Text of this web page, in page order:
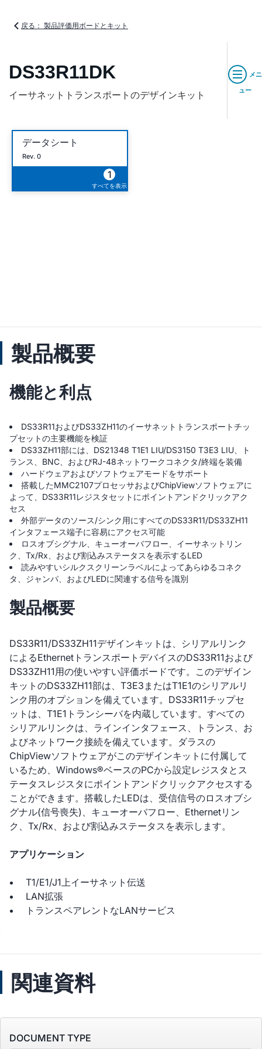
戻る： 製品評価用ボードとキット
DS33R11DK
イーサネットトランスポートのデザインキット
メニ
ュー
データシート
Rev. 0
1
すべてを表示
製品概要
機能と利点
DS33R11およびDS33ZH11のイーサネットトランスポートチッ
プセットの主要機能を検証
DS33ZH11部には、DS21348 T1E1 LIU/DS3150 T3E3 LIU、ト
ランス、BNC、およびRJ-48ネットワークコネクタ/終端を装備
ハードウェアおよびソフトウェアモードをサポート
搭載したMMC2107プロセッサおよびChipViewソフトウェアに
よって、DS33R11レジスタセットにポイントアンドクリックアク
セス
外部データのソース/シンク用にすべてのDS33R11/DS33ZH11
インタフェース端子に容易にアクセス可能
ロスオブシグナル、キューオーバフロー、イーサネットリン
ク、Tx/Rx、および割込みステータスを表示するLED
読みやすいシルクスクリーンラベルによってあらゆるコネク
タ、ジャンパ、およびLEDに関連する信号を識別
製品概要
DS33R11/DS33ZH11デザインキットは、シリアルリンク
によるEthernetトランスポートデバイスのDS33R11および
DS33ZH11用の使いやすい評価ボードです。このデザイン
キットのDS33ZH11部は、T3E3またはT1E1のシリアルリ
ンク用のオプションを備えています。DS33R11チップセ
ットは、T1E1トランシーバを内蔵しています。すべての
シリアルリンクは、ラインインタフェース、トランス、お
よびネットワーク接続を備えています。ダラスの
ChipViewソフトウェアがこのデザインキットに付属して
いるため、Windows®ベースのPCから設定レジスタとス
テータスレジスタにポイントアンドクリックアクセスする
ことができます。搭載したLEDは、受信信号のロスオブシ
グナル(信号喪失)、キューオーバフロー、Ethernetリン
ク、Tx/Rx、および割込みステータスを表示します。
アプリケーション
T1/E1/J1上イーサネット伝送
LAN拡張
トランスペアレントなLANサービス
関連資料
DOCUMENT TYPE